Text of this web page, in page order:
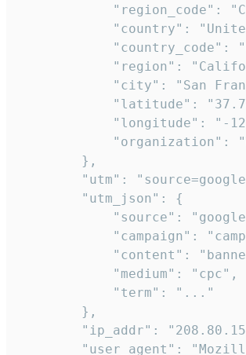
"region_code":
"country":
"country_code":
"region":
"city": "San
"latitude":
"longitude": "-
"organization":
        },
"utm":
        "utm_json": {
"source":
"campaign":
"content":
            "medium": "cpc",
            "term": "..."
        },
"ip_addr":
"user_agent":